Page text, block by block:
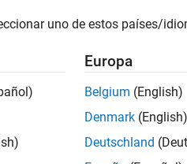
uno de estos países/
Europa
Belgium (English)
Denmark (English)
Deutschland